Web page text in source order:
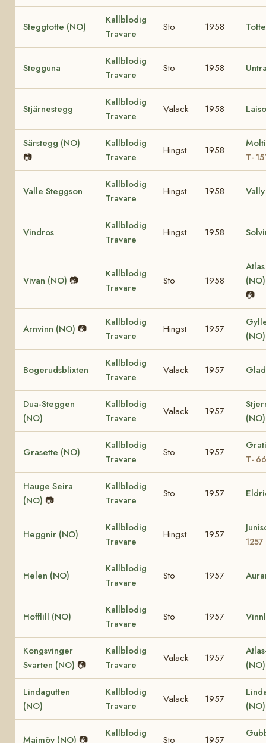
Steggtotte (NO)
Kallblodig
Travare
Sto 1958
Stegguna
Kallblodig
Travare
Sto 1958
Stjärnestegg
Kallblodig
Travare
Valack 1958
Särstegg (NO)
📷
Kallblodig
Travare
Hingst 1958
T-
Valle Steggson
Kallblodig
Travare
Hingst 1958 Vally
Vindros
Kallblodig
Travare
Hingst 1958
Vivan (NO) 📷
Kallblodig
Travare
Sto 1958
📷
Arnvinn (NO) 📷
Kallblodig
Travare
Hingst 1957
Bogerudsblixten
Kallblodig
Travare
Valack 1957
Dua-Steggen
(NO)
Kallblodig
Travare
Valack 1957
Grasette (NO)
Kallblodig
Travare
Sto 1957
T-
Hauge Seira
(NO) 📷
Kallblodig
Travare
Sto 1957
Heggnir (NO)
Kallblodig
Travare
Hingst 1957
1257
Helen (NO)
Kallblodig
Travare
Sto 1957
Hofflill (NO)
Kallblodig
Travare
Sto 1957
Kongsvinger
Svarten (NO) 📷
Kallblodig
Travare
Valack 1957
Lindagutten
(NO)
Kallblodig
Travare
Valack 1957
Maimöy (NO) 📷
Kallblodig
Sto 1957